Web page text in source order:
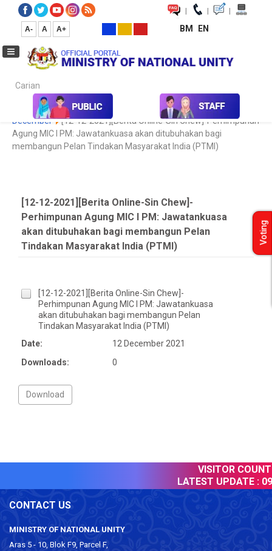
| | |
A- A A+ BM EN
Carian...
Media Media Collection Newspaper Cutting
December
[12-12-2021][Berita Online-Sin Chew]-Perhimpunan
Agung MIC I PM: Jawatankuasa akan ditubuhakan bagi
membangun Pelan Tindakan Masyarakat India (PTMI)
[12-12-2021][Berita Online-Sin Chew]-
Perhimpunan Agung MIC I PM: Jawatankuasa
akan ditubuhakan bagi membangun Pelan
Tindakan Masyarakat India (PTMI)
[12-12-2021][Berita Online-Sin Chew]-
Perhimpunan Agung MIC I PM: Jawatankuasa
akan ditubuhakan bagi membangun Pelan
Tindakan Masyarakat India (PTMI)
Date:
12 December 2021
Downloads:
0
VISITOR
LATEST UPDATE :09
CONTACT US
MINISTRY OF NATIONAL UNITY
Aras 5 - 10, Blok F9, Parcel F,
Voting